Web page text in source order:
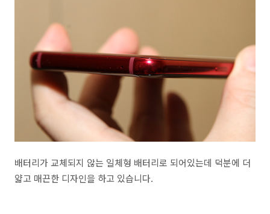
배터리가 교체되지 않는 일체형 배터리로 되어있는데 덕분에 더
얇고 매끈한 디자인을 하고 있습니다.